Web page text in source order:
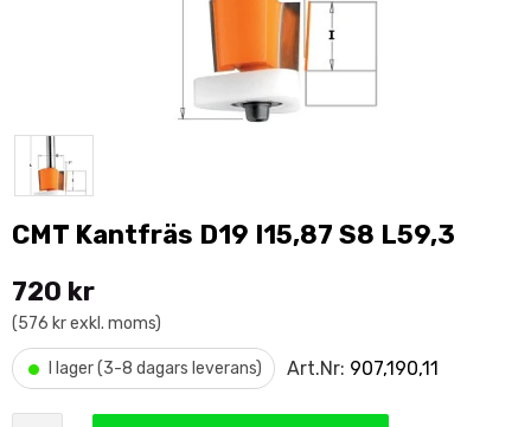
CMT Kantfräs D19 I15,87 S8 L59,3
720 kr
(576 kr exkl. moms)
• I lager (3-8 dagars leverans) Art.Nr: 907,190,11